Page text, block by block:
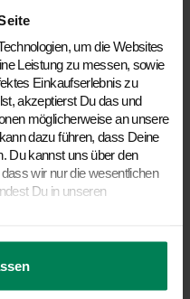
um die Websites
Leistung zu messen, sowie
Einkaufserlebnis zu
akzeptierst Du das und
möglicherweise an unsere
dazu führen, dass Deine
Du kannst uns über den
wir nur die wesentlichen
Du in unseren